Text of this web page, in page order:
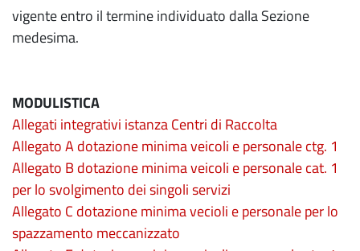
vigente entro il termine individuato dalla Sezione
medesima.
MODULISTICA
Allegati integrativi istanza Centri di Raccolta
Allegato A dotazione minima veicoli e personale ctg. 1
Allegato B dotazione minima veicoli e personale cat. 1
per lo svolgimento dei singoli servizi
Allegato C dotazione minima vecioli e personale per lo
spazzamento meccanizzato